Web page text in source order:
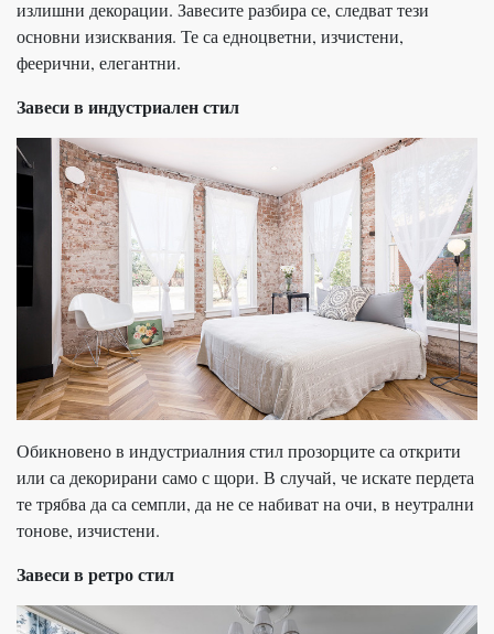
излишни декорации. Завесите разбира се, следват тези
основни изисквания. Те са едноцветни, изчистени,
феерични, елегантни.
Завеси в индустриален стил
Обикновено в индустриалния стил прозорците са открити
или са декорирани само с щори. В случай, че искате пердета
те трябва да са семпли, да не се набиват на очи, в неутрални
тонове, изчистени.
Завеси в ретро стил